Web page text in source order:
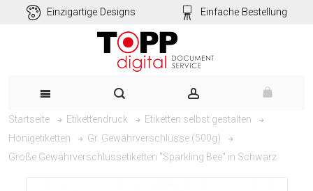
Einzigartige Designs Einfache Bestellung
Startseite Etikettendruck
Etiketten selbst gestalten
Honigetiketten
Gr. Gewährverschlüsse (500g)
Große Gewährverschlussetiketten "Sparkling Bee" in Schwarz